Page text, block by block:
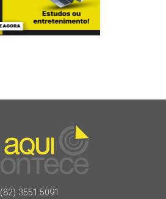
(82) 3551.5091